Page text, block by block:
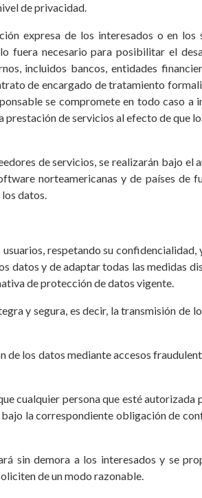
de privacidad.
expresa de los interesados o en los
fuera necesario para posibilitar el
incluidos bancos, entidades
de encargado de tratamiento
se compromete en todo caso a
de servicios al efecto de que
de servicios, se realizarán bajo el
norteamericanas y de países de
datos.
respetando su confidencialidad,
datos y de adaptar todas las medidas
de protección de datos vigente.
y segura, es decir, la transmisión de
los datos mediante accesos
cualquier persona que esté autorizada
la correspondiente obligación de
sin demora a los interesados y se
de un modo razonable.